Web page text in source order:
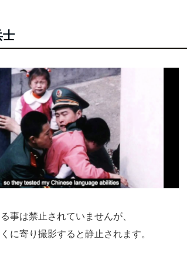
士
事は禁止されていませんが、
に寄り撮影すると静止されます。